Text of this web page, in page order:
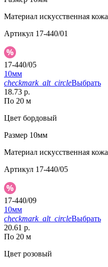
Материал искусственная кожа
Артикул 17-440/01
17-440/05
10мм
checkmark_alt_circleВыбрать
18.73 р.
По 20 м
Цвет бордовый
Размер 10мм
Материал искусственная кожа
Артикул 17-440/05
17-440/09
10мм
checkmark_alt_circleВыбрать
20.61 р.
По 20 м
Цвет розовый